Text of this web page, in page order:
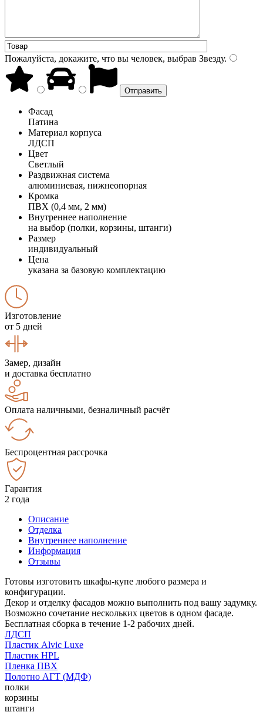
Пожалуйста, докажите, что вы человек, выбрав Звезду.
Фасад
Патина
Материал корпуса
ЛДСП
Цвет
Светлый
Раздвижная система
алюминиевая, нижнеопорная
Кромка
ПВХ (0,4 мм, 2 мм)
Внутреннее наполнение
на выбор (полки, корзины, штанги)
Размер
индивидуальный
Цена
указана за базовую комплектацию
Изготовление
от 5 дней
Замер, дизайн
и доставка бесплатно
Оплата наличными, безналичный расчёт
Беспроцентная рассрочка
Гарантия
2 года
Описание
Отделка
Внутреннее наполнение
Информация
Отзывы
Готовы изготовить шкафы-купе любого размера и
конфигурации.
Декор и отделку фасадов можно выполнить под вашу задумку.
Возможно сочетание нескольких цветов в одном фасаде.
Бесплатная сборка в течение 1-2 рабочих дней.
ЛДСП
Пластик Alvic Luxe
Пластик HPL
Пленка ПВХ
Полотно АГТ (МДФ)
полки
корзины
штанги